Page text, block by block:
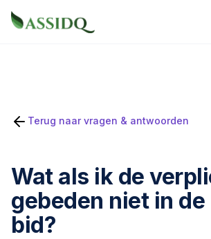
Terug naar vragen & antwoorden
Wat als ik de
gebeden niet in de
bid?